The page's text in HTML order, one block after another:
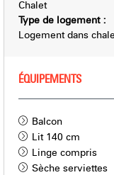
Chalet
Type de logement :
Logement dans
ÉQUIPEMENTS
Balcon
Lit 140 cm
Linge compris
Sèche serviettes